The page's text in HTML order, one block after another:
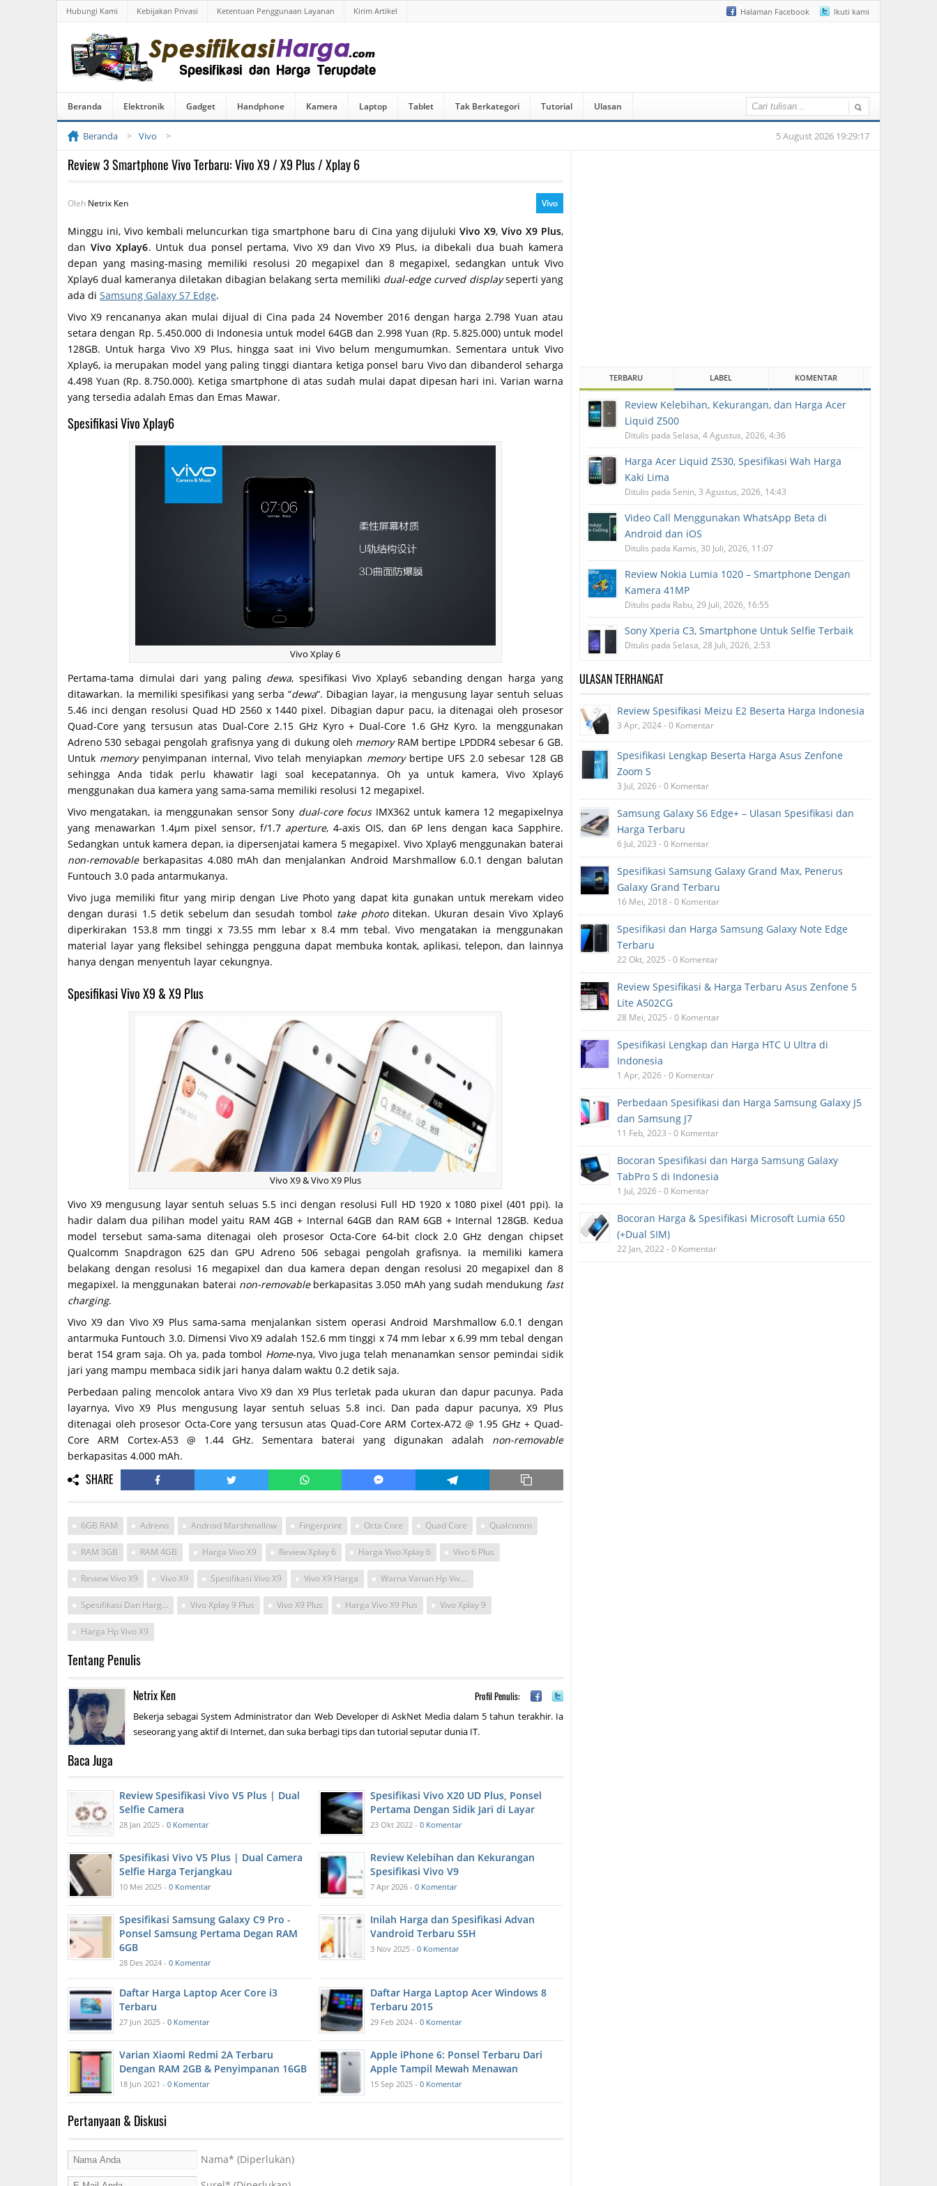
Halaman Facebook Ikuti kami
Hubungi Kami Kebijakan Privasi Ketentuan Penggunaan Layanan Kirim Artikel
Beranda Elektronik Gadget Handphone Kamera Laptop Tablet Tak Berkategori Tutorial Ulasan
Beranda Vivo 5 August 2026 19:29:17
Review 3 Smartphone Vivo Terbaru: Vivo X9 / X9 Plus / Xplay 6
Oleh Netrix Ken Vivo
Minggu ini, Vivo kembali meluncurkan tiga smartphone baru di Cina yang dijulukiVivo X9, Vivo X9 Plus,
dan Vivo Xplay6. Untuk dua ponsel pertama, Vivo X9 dan Vivo X9 Plus, ia dibekali dua buah kamera
depan yang masing-masing memiliki resolusi 20 megapixel dan 8 megapixel, sedangkan untuk Vivo
Xplay6 dual kameranya diletakan dibagian belakang serta memiliki dual-edge curved displayseperti yang
ada di Samsung Galaxy S7 Edge.
Vivo X9 rencananya akan mulai dijual di Cina pada 24 November 2016 dengan harga 2.798 Yuan atau
setara dengan Rp. 5.450.000 di Indonesia untuk model 64GB dan 2.998 Yuan (Rp. 5.825.000) untuk model
128GB. Untuk harga Vivo X9 Plus, hingga saat ini Vivo belum mengumumkan. Sementara untuk Vivo
Xplay6, ia merupakan model yang paling tinggi diantara ketiga ponsel baru Vivo dan dibanderol seharga
4.498 Yuan (Rp. 8.750.000). Ketiga smartphone di atas sudah mulai dapat dipesan hari ini. Varian warna
yang tersedia adalah Emas dan Emas Mawar.
Spesifikasi Vivo Xplay6
Vivo Xplay 6
Pertama-tama dimulai dari yang paling dewa, spesifikasi Vivo Xplay6 sebanding dengan harga yang
ditawarkan. Ia memiliki spesifikasi yang serba “dewa“. Dibagian layar, ia mengusung layar sentuh seluas
5.46 inci dengan resolusi Quad HD 2560 x 1440 pixel. Dibagian dapur pacu, ia ditenagai oleh prosesor
Quad-Core yang tersusun atas Dual-Core 2.15 GHz Kyro + Dual-Core 1.6 GHz Kyro. Ia menggunakan
Adreno 530 sebagai pengolah grafisnya yang di dukung oleh memoryRAM bertipe LPDDR4 sebesar 6 GB.
Untuk memorypenyimpanan internal, Vivo telah menyiapkan memorybertipe UFS 2.0 sebesar 128 GB
sehingga Anda tidak perlu khawatir lagi soal kecepatannya. Oh ya untuk kamera, Vivo Xplay6
menggunakan dua kamera yang sama-sama memiliki resolusi 12 megapixel.
Vivo mengatakan, ia menggunakan sensor Sony dual-core focusIMX362 untuk kamera 12 megapixelnya
yang menawarkan 1.4µm pixel sensor, f/1.7 aperture, 4-axis OIS, dan 6P lens dengan kaca Sapphire.
Sedangkan untuk kamera depan, ia dipersenjatai kamera 5 megapixel. Vivo Xplay6 menggunakan baterai
non-removableberkapasitas 4.080 mAh dan menjalankan Android Marshmallow 6.0.1 dengan balutan
Funtouch 3.0 pada antarmukanya.
Vivo juga memiliki fitur yang mirip dengan Live Photo yang dapat kita gunakan untuk merekam video
dengan durasi 1.5 detik sebelum dan sesudah tombol take photoditekan. Ukuran desain Vivo Xplay6
diperkirakan 153.8 mm tinggi x 73.55 mm lebar x 8.4 mm tebal. Vivo mengatakan ia menggunakan
material layar yang fleksibel sehingga pengguna dapat membuka kontak, aplikasi, telepon, dan lainnya
hanya dengan menyentuh layar cekungnya.
Spesifikasi Vivo X9 & X9 Plus
Vivo X9 & Vivo X9 Plus
Vivo X9 mengusung layar sentuh seluas 5.5 inci dengan resolusi Full HD 1920 x 1080 pixel (401 ppi). Ia
hadir dalam dua pilihan model yaitu RAM 4GB + Internal 64GB dan RAM 6GB + Internal 128GB. Kedua
model tersebut sama-sama ditenagai oleh prosesor Octa-Core 64-bit clock 2.0 GHz dengan chipset
Qualcomm Snapdragon 625 dan GPU Adreno 506 sebagai pengolah grafisnya. Ia memiliki kamera
belakang dengan resolusi 16 megapixel dan dua kamera depan dengan resolusi 20 megapixel dan 8
megapixel. Ia menggunakan baterai non-removableberkapasitas 3.050 mAh yang sudah mendukung fast
charging.
Vivo X9 dan Vivo X9 Plus sama-sama menjalankan sistem operasi Android Marshmallow 6.0.1 dengan
antarmuka Funtouch 3.0. Dimensi Vivo X9 adalah 152.6 mm tinggi x 74 mm lebar x 6.99 mm tebal dengan
berat 154 gram saja. Oh ya, pada tombol Home-nya, Vivo juga telah menanamkan sensor pemindai sidik
jari yang mampu membaca sidik jari hanya dalam waktu 0.2 detik saja.
Perbedaan paling mencolok antara Vivo X9 dan X9 Plus terletak pada ukuran dan dapur pacunya. Pada
layarnya, Vivo X9 Plus mengusung layar sentuh seluas 5.8 inci. Dan pada dapur pacunya, X9 Plus
ditenagai oleh prosesor Octa-Core yang tersusun atas Quad-Core ARM Cortex-A72 @ 1.95 GHz + Quad-
Core ARM Cortex-A53 @ 1.44 GHz. Sementara baterai yang digunakan adalah non-removable
berkapasitas 4.000 mAh.
SHARE
6GB RAM Adreno Android Marshmallow Fingerprint Octa Core Quad Core Qualcomm
RAM 3GB RAM 4GB Harga Vivo X9 Review Xplay 6 Harga Vivo Xplay 6 Vivo 6 Plus
Review Vivo X9 Vivo X9 Spesifikasi Vivo X9 Vivo X9 Harga Warna Varian Hp Vivo X9
Spesifikasi Dan Harga Vivo Vivo Xplay 9 Plus Vivo X9 Plus Harga Vivo X9 Plus Vivo Xplay 9
Harga Hp Vivo X9
Tentang Penulis
Netrix Ken Profil Penulis:
Bekerja sebagai System Administrator dan Web Developer di AskNet Media dalam 5 tahun terakhir. Ia
seseorang yang aktif di Internet, dan suka berbagi tips dan tutorial seputar dunia IT.
Baca Juga
Review Spesifikasi Vivo V5 Plus | Dual
Selfie Camera
28 Jan 2025 - 0 Komentar
Spesifikasi Vivo X20 UD Plus, Ponsel
Pertama Dengan Sidik Jari di Layar
23 Okt 2022 -0 Komentar
Spesifikasi Vivo V5 Plus | Dual Camera
Selfie Harga Terjangkau
10 Mei 2025 - 0 Komentar
Review Kelebihan dan Kekurangan
Spesifikasi Vivo V9
7 Apr 2026 -0 Komentar
Spesifikasi Samsung Galaxy C9 Pro -
Ponsel Samsung Pertama Degan RAM
6GB
28 Des 2024 - 0 Komentar
Inilah Harga dan Spesifikasi Advan
Vandroid Terbaru S5H
3 Nov 2025 -0 Komentar
Daftar Harga Laptop Acer Core i3
Terbaru
27 Jun 2025 - 0 Komentar
Daftar Harga Laptop Acer Windows 8
Terbaru 2015
29 Feb 2024 -0 Komentar
Varian Xiaomi Redmi 2A Terbaru
Dengan RAM 2GB & Penyimpanan 16GB
18 Jun 2021 - 0 Komentar
Apple iPhone 6: Ponsel Terbaru Dari
Apple Tampil Mewah Menawan
15 Sep 2025 -0 Komentar
Pertanyaan & Diskusi
Nama* (Diperlukan)
TERBARU LABEL KOMENTAR
Review Kelebihan, Kekurangan, dan Harga Acer
Liquid Z500
Ditulis pada Selasa, 4 Agustus, 2026, 4:36
Harga Acer Liquid Z530, Spesifikasi Wah Harga
Kaki Lima
Ditulis pada Senin, 3 Agustus, 2026, 14:43
Video Call Menggunakan WhatsApp Beta di
Android dan iOS
Ditulis pada Kamis, 30 Juli, 2026, 11:07
Review Nokia Lumia 1020 – Smartphone Dengan
Kamera 41MP
Ditulis pada Rabu, 29 Juli, 2026, 16:55
Sony Xperia C3, Smartphone Untuk Selfie Terbaik
Ditulis pada Selasa, 28 Juli, 2026, 2:53
ULASAN TERHANGAT
Review Spesifikasi Meizu E2 Beserta Harga Indonesia
3 Apr, 2024 - 0 Komentar
Spesifikasi Lengkap Beserta Harga Asus Zenfone
Zoom S
3 Jul, 2026 - 0 Komentar
Samsung Galaxy S6 Edge+ – Ulasan Spesifikasi dan
Harga Terbaru
6 Jul, 2023 - 0 Komentar
Spesifikasi Samsung Galaxy Grand Max, Penerus
Galaxy Grand Terbaru
16 Mei, 2018 - 0 Komentar
Spesifikasi dan Harga Samsung Galaxy Note Edge
Terbaru
22 Okt, 2025 - 0 Komentar
Review Spesifikasi & Harga Terbaru Asus Zenfone 5
Lite A502CG
28 Mei, 2025 - 0 Komentar
Spesifikasi Lengkap dan Harga HTC U Ultra di
Indonesia
1 Apr, 2026 - 0 Komentar
Perbedaan Spesifikasi dan Harga Samsung Galaxy J5
dan Samsung J7
11 Feb, 2023 - 0 Komentar
Bocoran Spesifikasi dan Harga Samsung Galaxy
TabPro S di Indonesia
1 Jul, 2026 - 0 Komentar
Bocoran Harga & Spesifikasi Microsoft Lumia 650
(+Dual SIM)
22 Jan, 2022 - 0 Komentar